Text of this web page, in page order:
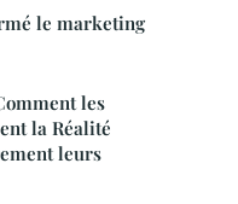
le marketing
les
la Réalité
leurs